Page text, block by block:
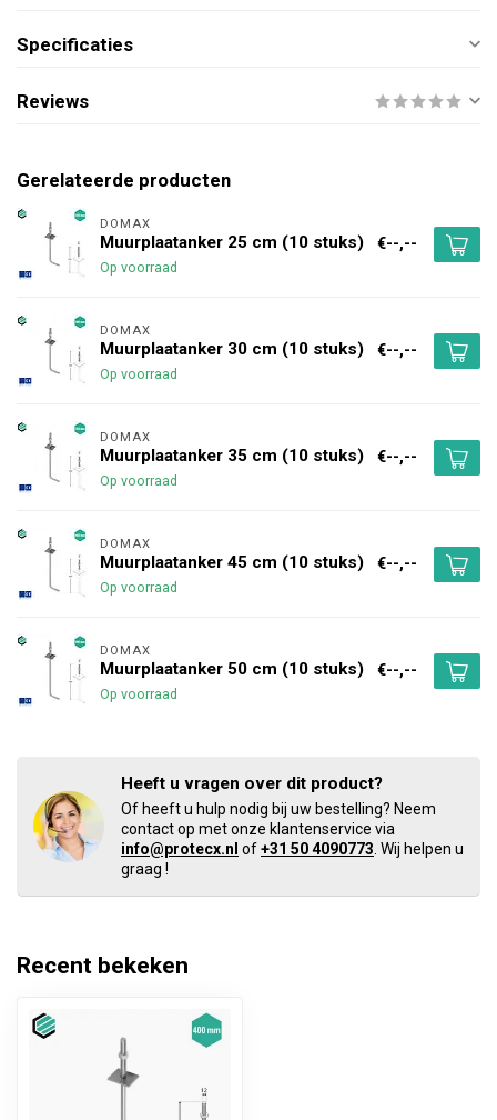
Specificaties
Reviews
Gerelateerde producten
DOMAX
Muurplaatanker 25 cm (10 stuks)
Op voorraad
€--,--
DOMAX
Muurplaatanker 30 cm (10 stuks)
Op voorraad
€--,--
DOMAX
Muurplaatanker 35 cm (10 stuks)
Op voorraad
€--,--
DOMAX
Muurplaatanker 45 cm (10 stuks)
Op voorraad
€--,--
DOMAX
Muurplaatanker 50 cm (10 stuks)
Op voorraad
€--,--
Heeft u vragen over dit product?
Of heeft u hulp nodig bij uw bestelling? Neem
contact op met onze klantenservice via
info@protecx.nl of+31 50 4090773 . Wij helpen u
graag !
Recent bekeken